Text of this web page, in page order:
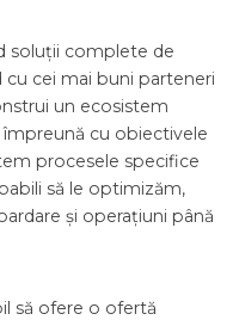
soluții complete de
cu cei mai buni parteneri
un ecosistem
cu obiectivele
procesele specifice
să le optimizăm,
și operațiuni până
să ofere o ofertă